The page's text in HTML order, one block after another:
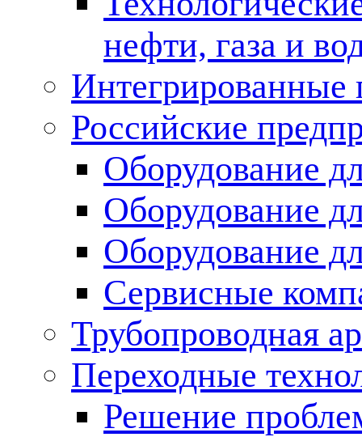
нефти, газа и
Российские
Оборудование
Оборудование
Оборудование
Сервисные
Трубопроводная
Переходные
Решение